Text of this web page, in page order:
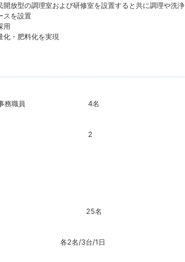
放型の調理室および研修室を設置すると共に調理や洗浄
スを設置
用
化・肥料化を実現
談員、事務職員 4名
職員 2
ビス株式会社) 25名
式会社) 各2名/3台/1日